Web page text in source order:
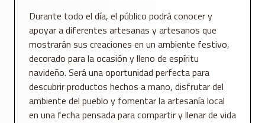
Durante todo el día, el público podrá conocer y
apoyar a diferentes artesanas y artesanos que
mostrarán sus creaciones en un ambiente festivo,
decorado para la ocasión y lleno de espíritu
navideño. Será una oportunidad perfecta para
descubrir productos hechos a mano, disfrutar del
ambiente del pueblo y fomentar la artesanía local
en una fecha pensada para compartir y llenar de vida